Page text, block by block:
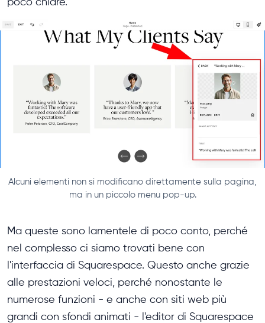
Alcuni elementi non si modificano direttamente sulla pagina,
ma in un piccolo menu pop-up.
Ma queste sono lamentele di poco conto, perché
nel complesso ci siamo trovati bene con
l'interfaccia di Squarespace. Questo anche grazie
alle prestazioni veloci, perché nonostante le
numerose funzioni - e anche con siti web più
grandi con sfondi animati - l'editor di Squarespace